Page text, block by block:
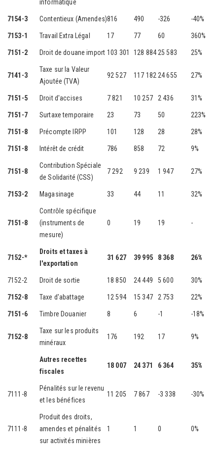
informatique
7154-3 Contentieux (Amendes)816 490 -326 -40%
7153-1 Travail Extra Légal 17 77 60 360%
7151-2 Droit de douane import 103 301 128 884 25 583 25%
7141-3
Taxe sur la Valeur
Ajoutée (TVA)
92 527 117 182 24 655 27%
7151-5 Droit d'accises 7 821 10 257 2 436 31%
7151-7 Surtaxe temporaire 23 73 50 223%
7151-8 Précompte IRPP 101 128 28 28%
7151-8 Intérêt de crédit 786 858 72 9%
7151-8
Contribution Spéciale
de Solidarité (CSS)
7 292 9 239 1 947 27%
7153-2 Magasinage 33 44 11 32%
7151-8
Contrôle spécifique
(instruments de
mesure)
0 19 19 -
7152-*
Droits et taxes à
l'exportation
31 627 39 995 8 368 26%
7152-2 Droit de sortie 18 850 24 449 5 600 30%
7152-8 Taxe d'abattage 12 594 15 347 2 753 22%
7151-6 Timbre Douanier 8 6 -1 -18%
7152-8
Taxe sur les produits
minéraux
176 192 17 9%
Autres recettes
fiscales
18 007 24 371 6 364 35%
7111-8
Pénalités sur le revenu
et les bénéfices
11 205 7 867 -3 338 -30%
7111-8
Produit des droits,
amendes et pénalités
sur activités minières
1 1 0 0%